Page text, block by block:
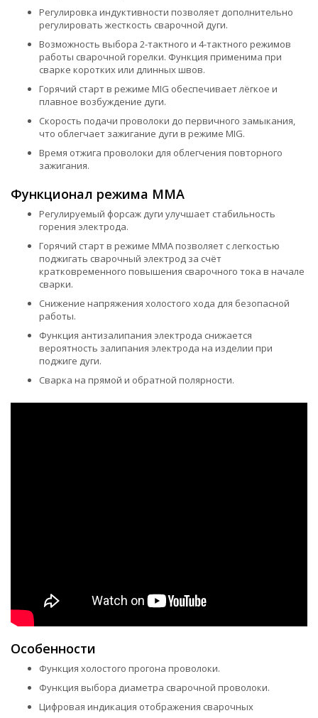
Регулировка индуктивности позволяет дополнительно
регулировать жесткость сварочной дуги.
Возможность выбора 2-тактного и 4-тактного режимов
работы сварочной горелки. Функция применима при
сварке коротких или длинных швов.
Горячий старт в режиме MIG обеспечивает лёгкое и
плавное возбуждение дуги.
Скорость подачи проволоки до первичного замыкания,
что облегчает зажигание дуги в режиме MIG.
Время отжига проволоки для облегчения повторного
зажигания.
Функционал режима ММА
Регулируемый форсаж дуги улучшает стабильность
горения электрода.
Горячий старт в режиме MMA позволяет с легкостью
поджигать сварочный электрод за счёт
кратковременного повышения сварочного тока в начале
сварки.
Снижение напряжения холостого хода для безопасной
работы.
Функция антизалипания электрода снижается
вероятность залипания электрода на изделии при
поджиге дуги.
Сварка на прямой и обратной полярности.
Особенности
Функция холостого прогона проволоки.
Функция выбора диаметра сварочной проволоки.
Цифровая индикация отображения сварочных